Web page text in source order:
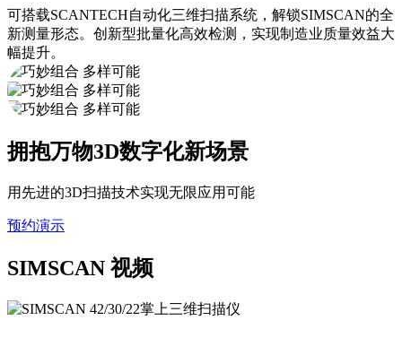
可搭载SCANTECH自动化三维扫描系统，解锁SIMSCAN的全
新测量形态。创新型批量化高效检测，实现制造业质量效益大
幅提升。
拥抱万物3D数字化新场景
用先进的3D扫描技术实现无限应用可能
预约演示
SIMSCAN 视频